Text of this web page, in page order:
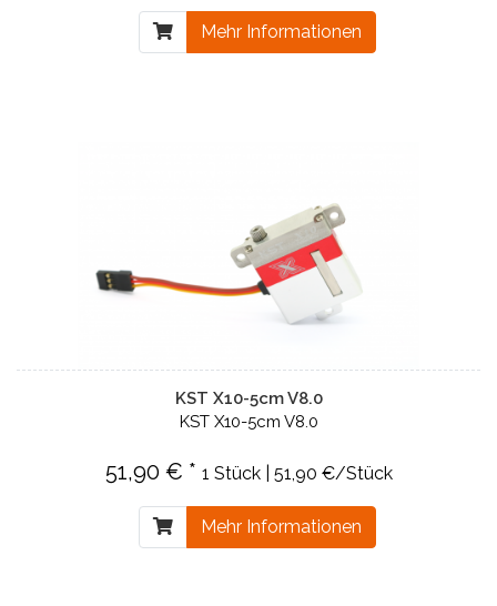
Mehr Informationen
KST X10-5cm V8.0
KST X10-5cm V8.0
51,90 € * 1 Stück | 51,90 €/Stück
Mehr Informationen